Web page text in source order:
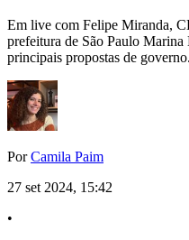
Em live com Felipe Miranda,
prefeitura de São Paulo
principais propostas de governo.
PorCamila Paim
27 set 2024, 15:42
•